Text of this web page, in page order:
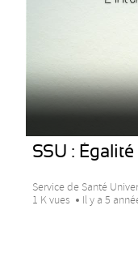
SSU :
Service de Santé
1 K vues
Il y a 5